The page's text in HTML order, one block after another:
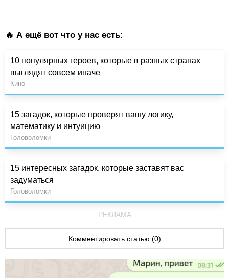
🔥 А ещё вот что у нас есть:
10 популярных героев, которые в разных странах
выглядят совсем иначе
Кино
15 загадок, которые проверят вашу логику,
математику и интуицию
Головоломки
15 интересных загадок, которые заставят вас
задуматься
Головоломки
РЕКЛАМА
Комментировать статью (0)